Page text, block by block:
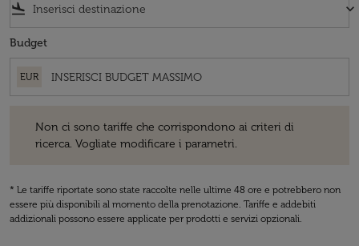
flight_land keyboard_arrow_down
Budget
EUR
Non ci sono tariffe che corrispondono ai criteri di
ricerca. Vogliate modificare i parametri.
* Le tariffe riportate sono state raccolte nelle ultime 48 ore e potrebbero non
essere più disponibili al momento della prenotazione. Tariffe e addebiti
addizionali possono essere applicate per prodotti e servizi opzionali.